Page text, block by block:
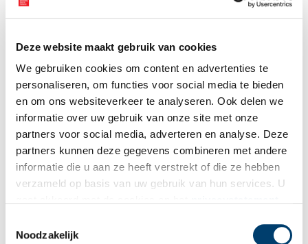
Deze website maakt gebruik van cookies
We gebruiken cookies om content en advertenties te
personaliseren, om functies voor social media te bieden
en om ons websiteverkeer te analyseren. Ook delen we
informatie over uw gebruik van onze site met onze
partners voor social media, adverteren en analyse. Deze
partners kunnen deze gegevens combineren met andere
informatie die u aan ze heeft verstrekt of die ze hebben
verzameld op basis van uw gebruik van hun services. U
Noodzakelijk
1983. ViaDelpher.
Toeristische trekpleister
De Zwarte Markt overleefde deze crisis door een scheiding aan
te brengen tussen de verkoop van particulieren – tweedehands
spullen mochten volgens de wet wél op zondag verkocht worden
– en professionele handelaren, die hun waar voortaan alleen op
de zaterdag zouden verkopen. Vanwege het grote succes van de
Zwarte Markt kwam er in 1982 ook een Oosterse Markt bij, waar
onder meer levensmiddelen verkocht werden. Deze markt, die in
de volksmond de ‘Turkenmarkt’ genoemd werd, kreeg in 1984 een
zondag, omdat voor de vele islamitische handelaren niet de